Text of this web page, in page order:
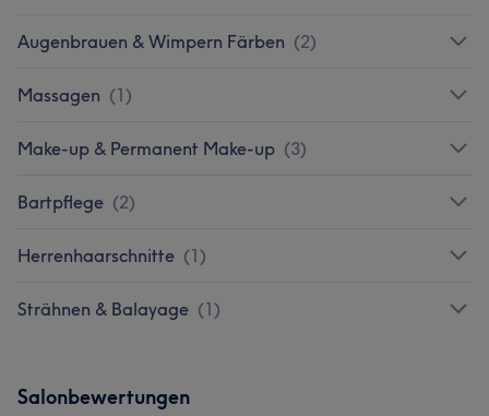
Augenbrauen & Wimpern Färben (2)
Massagen (1)
Make-up & Permanent Make-up (3)
Bartpflege (2)
Herrenhaarschnitte (1)
Strähnen & Balayage (1)
Salonbewertungen